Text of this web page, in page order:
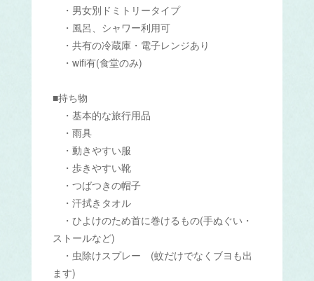
・男女別ドミトリータイプ
・風呂、シャワー利用可
・共有の冷蔵庫・電子レンジあり
・wifi有(食堂のみ)
■持ち物
・基本的な旅行用品
・雨具
・動きやすい服
・歩きやすい靴
・つばつきの帽子
・汗拭きタオル
・ひよけのため首に巻けるもの(手ぬぐい・
ストールなど)
・虫除けスプレー (蚊だけでなくブヨも出
ます)